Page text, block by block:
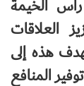
الخيمة
العلاقات
هذه إلى
المنافع